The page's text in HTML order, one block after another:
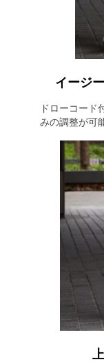
イージ
ドローコード
みの調整が可